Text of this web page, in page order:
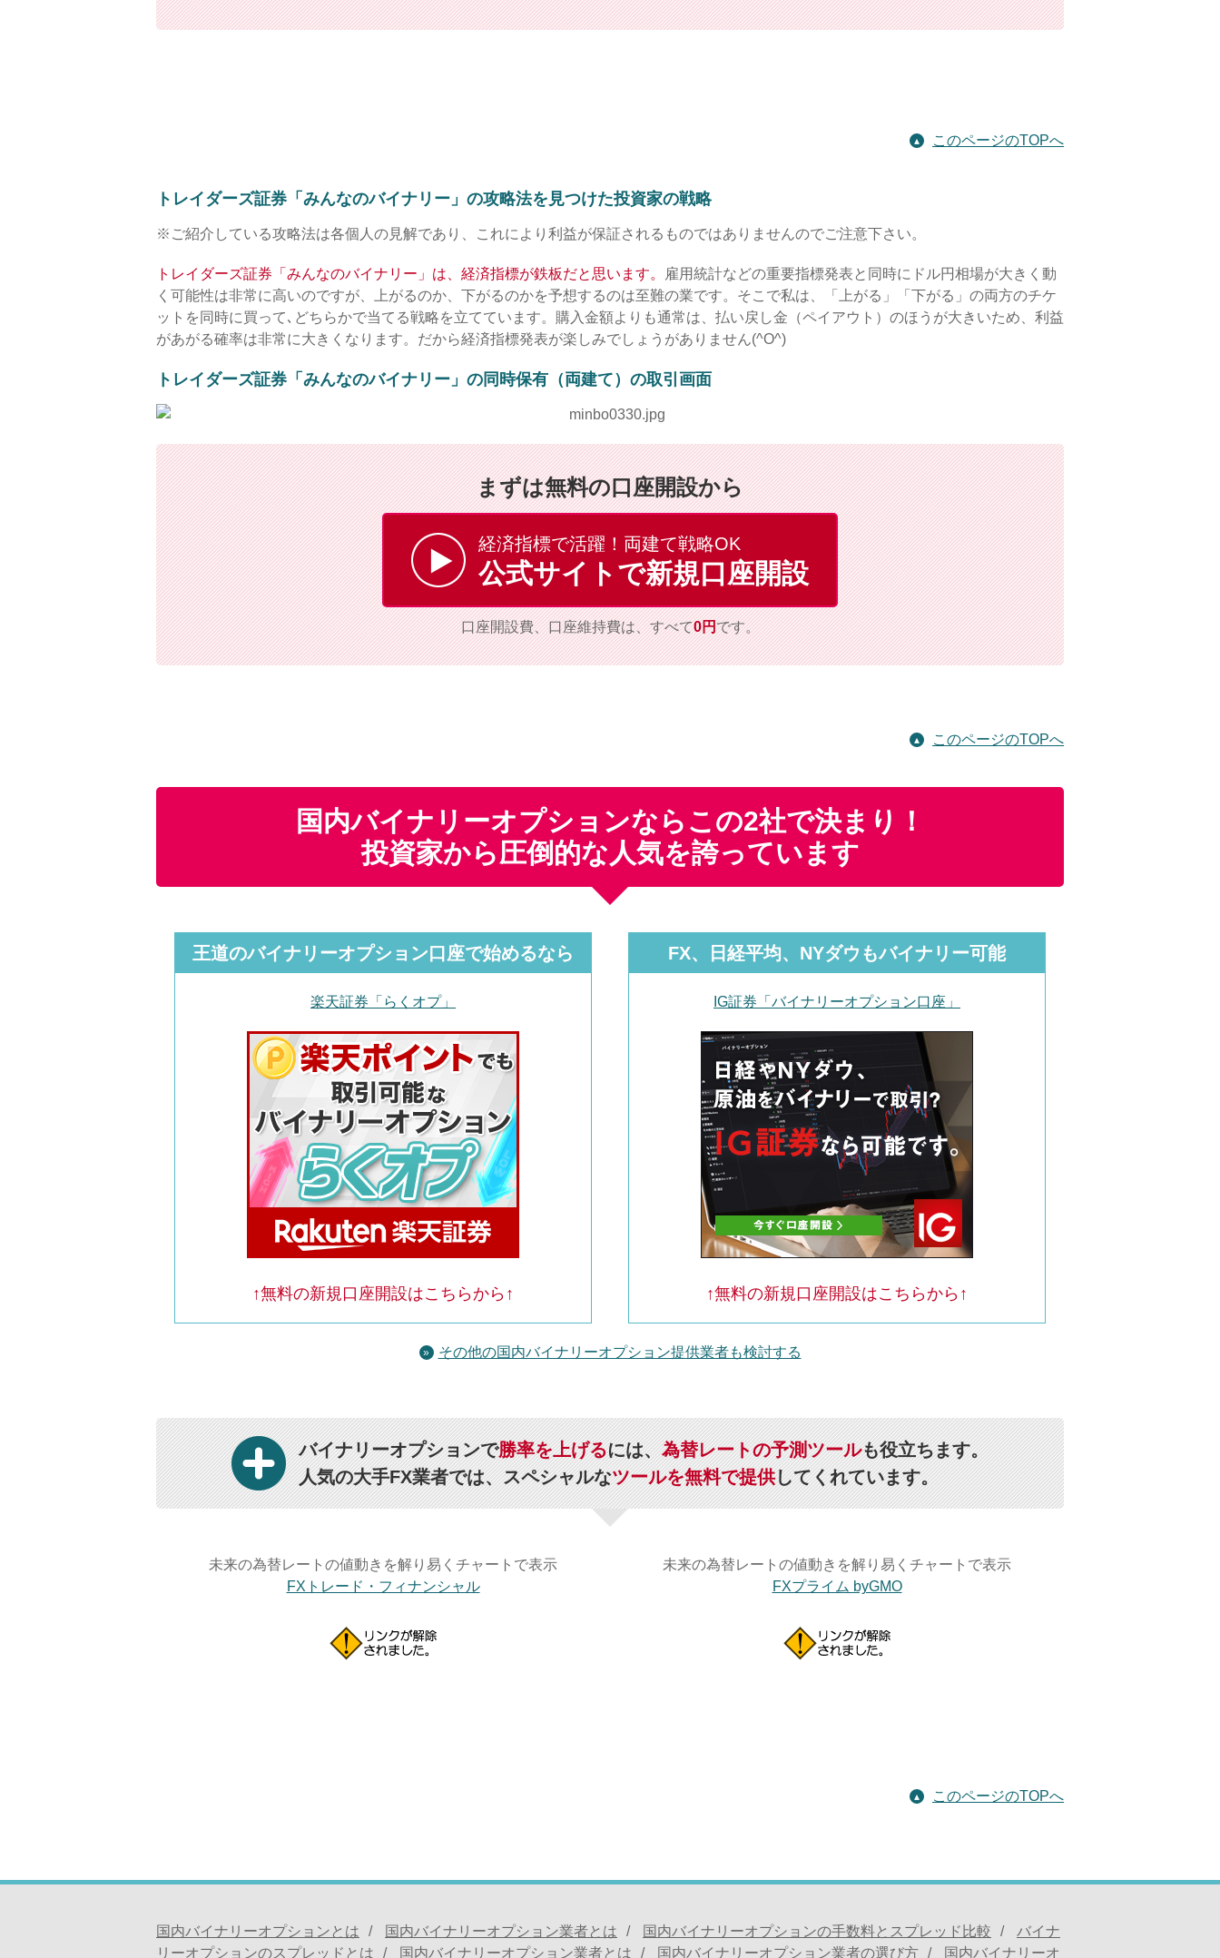
このページのTOPへ
トレイダーズ証券「みんなのバイナリー」の攻略法を見つけた投資家の戦略
※ご紹介している攻略法は各個人の見解であり、これにより利益が保証されるものではありませんのでご注意下さい。
トレイダーズ証券「みんなのバイナリー」は、経済指標が鉄板だと思います。
雇用統計などの重要指標発表と同時にドル円相場が大きく動
く可能性は非常に高いのですが、上がるのか、下がるのかを予想するのは至難の業です。そこで私は、「上がる」「下がる」の両方のチケ
ットを同時に買って､どちらかで当てる戦略を立てています。購入金額よりも通常は、払い戻し金（ペイアウト）のほうが大きいため、利益
があがる確率は非常に大きくなります。だから経済指標発表が楽しみでしょうがありません(^O^)
トレイダーズ証券「みんなのバイナリー」の同時保有（両建て）の取引画面
まずは無料の口座開設から
経済指標で活躍！両建て戦略OK
公式サイトで新規口座開設
口座開設費、口座維持費は、すべて0円です。
このページのTOPへ
国内バイナリーオプションならこの2社で決まり！
投資家から圧倒的な人気を誇っています
王道のバイナリーオプション口座で始めるなら
楽天証券「らくオプ」
↑無料の新規口座開設はこちらから↑
FX、日経平均、NYダウもバイナリー可能
IG証券「バイナリーオプション口座」
↑無料の新規口座開設はこちらから↑
その他の国内バイナリーオプション提供業者も検討する
バイナリーオプションで勝率を上げるには、為替レートの予測ツールも役立ちます。
人気の大手FX業者では、スペシャルなツールを無料で提供してくれています。
未来の為替レートの値動きを解り易くチャートで表示
FXトレード・フィナンシャル
未来の為替レートの値動きを解り易くチャートで表示
FXプライム byGMO
このページのTOPへ
国内バイナリーオプションとは 国内バイナリーオプション業者とは 国内バイナリーオプションの手数料とスプレッド比較
バイナ
リーオプションのスプレッドとは
国内バイナリーオプション業者とは 国内バイナリーオプション業者の選び方 国内バイナリーオ